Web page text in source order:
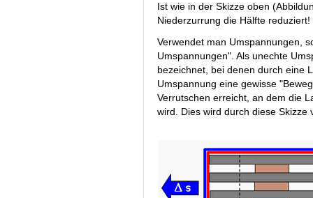
Ist wie in der Skizze oben
Niederzurrung die Hälfte reduziert!
Verwendet man Umspannungen,
Umspannungen". Als unechte
bezeichnet, bei denen durch eine
Umspannung eine gewisse
Verrutschen erreicht, an dem die
wird. Dies wird durch diese Skizze